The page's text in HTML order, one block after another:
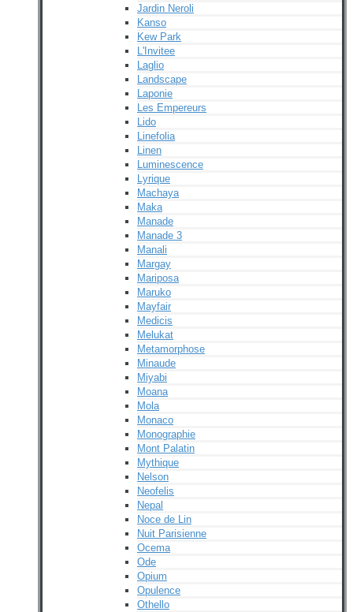
Jardin Neroli
Kanso
Kew Park
L'Invitee
Laglio
Landscape
Laponie
Les Empereurs
Lido
Linefolia
Linen
Luminescence
Lyrique
Machaya
Maka
Manade
Manade 3
Manali
Margay
Mariposa
Maruko
Mayfair
Medicis
Melukat
Metamorphose
Minaude
Miyabi
Moana
Mola
Monaco
Monographie
Mont Palatin
Mythique
Nelson
Neofelis
Nepal
Noce de Lin
Nuit Parisienne
Ocema
Ode
Opium
Opulence
Othello